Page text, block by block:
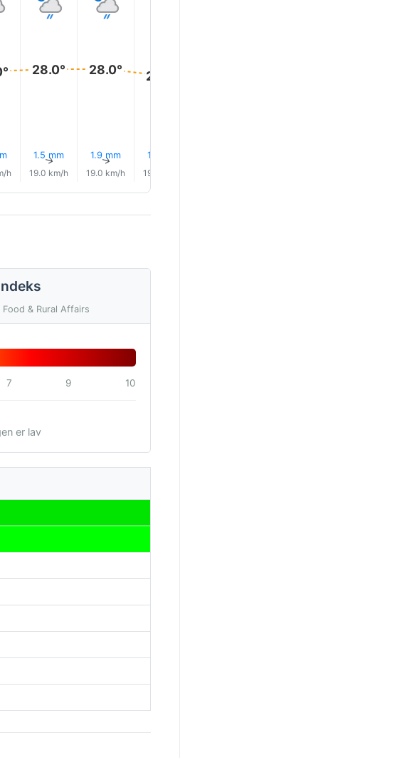
h
28.0°
1.5 mm
↑
19.0 km/h
28.0°
1.9 mm
↑
19.0 km/h
28.0°
1.3 mm
19.0 km/h
& Rural Affairs
7 9 10
er lav